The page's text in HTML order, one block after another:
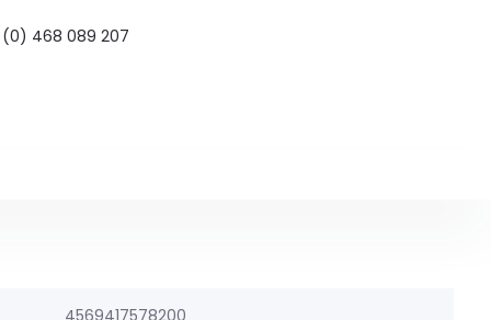
(0) 468 089 207
4569417578200